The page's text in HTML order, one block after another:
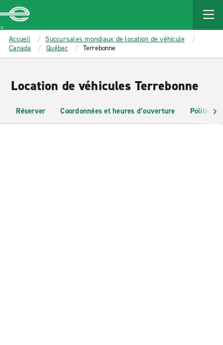
MAIN
CONTENT
Enterprise
Accueil
Succursales mondiaux de location de véhicule
Canada
Québec Terrebonne
Location de véhicules Terrebonne
Réserver Coordonnées et heures d’ouverture Politiques